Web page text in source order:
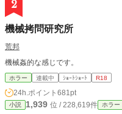
2
機械拷問研究所
荒邦
機械姦的な感じです。
ホラー 連載中 ｼｮｰﾄｼｮｰﾄ R18
24h.ポイント 681pt
小説 1,939 位 / 228,619件 ホラー